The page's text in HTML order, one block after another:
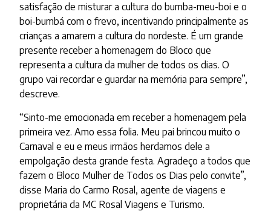
satisfação de misturar a cultura do bumba-meu-boi e o
boi-bumbá com o frevo, incentivando principalmente as
crianças a amarem a cultura do nordeste. É um grande
presente receber a homenagem do Bloco que
representa a cultura da mulher de todos os dias. O
grupo vai recordar e guardar na memória para sempre”,
descreve.
“Sinto-me emocionada em receber a homenagem pela
primeira vez. Amo essa folia. Meu pai brincou muito o
Carnaval e eu e meus irmãos herdamos dele a
empolgação desta grande festa. Agradeço a todos que
fazem o Bloco Mulher de Todos os Dias pelo convite”,
disse Maria do Carmo Rosal, agente de viagens e
proprietária da MC Rosal Viagens e Turismo.